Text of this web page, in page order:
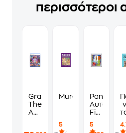
περισσότεροι
Grand
Theft
Auto
Standard
Murdoku
5
Panini
Fifa
Cup
5